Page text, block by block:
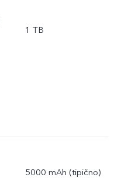
1 TB
5000 mAh (tipično)